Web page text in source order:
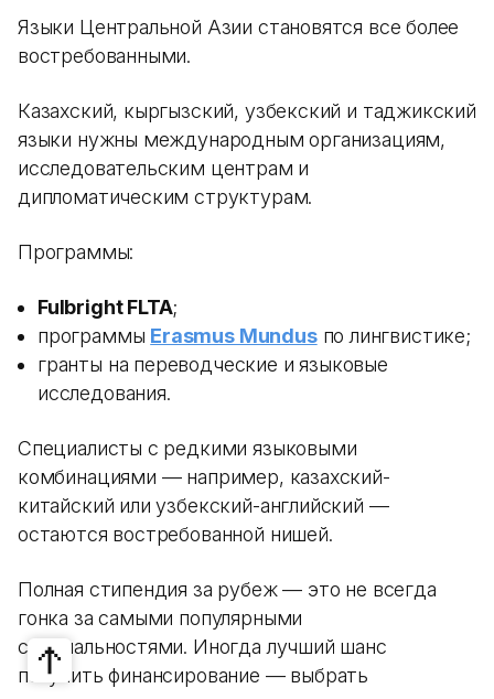
Языки Центральной Азии становятся все более
востребованными.
Казахский, кыргызский, узбекский и таджикский
языки нужны международным организациям,
исследовательским центрам и
дипломатическим структурам.
Программы:
Fulbright FLTA;
программы Erasmus Mundusпо лингвистике;
гранты на переводческие и языковые
исследования.
Специалисты с редкими языковыми
комбинациями — например, казахский-
китайский или узбекский-английский —
остаются востребованной нишей.
Полная стипендия за рубеж — это не всегда
гонка за самыми популярными
специальностями. Иногда лучший шанс
получить финансирование — выбрать